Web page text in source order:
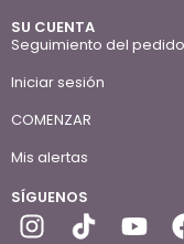
SU CUENTA
Seguimiento del pedido
Iniciar sesión
COMENZAR
Mis alertas
SÍGUENOS